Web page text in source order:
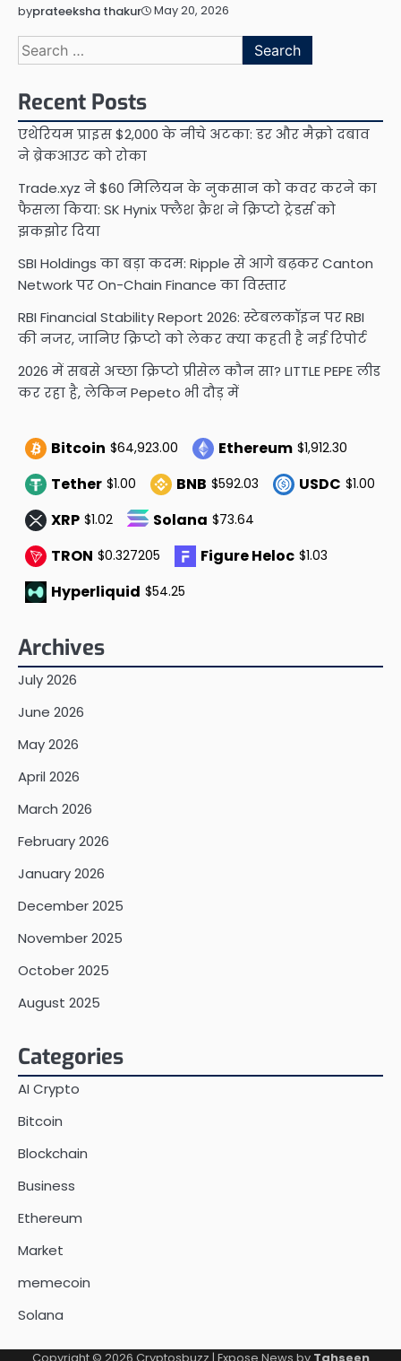
byprateeksha thakur May 20, 2026
Search
for:
Recent Posts
एथेरियम प्राइस $2,000 के नीचे अटका: डर और मैक्रो दबाव
ने ब्रेकआउट को रोका
Trade.xyz ने $60 मिलियन के नुकसान को कवर करने का
फैसला किया: SK Hynix फ्लैश क्रैश ने क्रिप्टो ट्रेडर्स को
झकझोर दिया
SBI Holdings का बड़ा कदम: Ripple से आगे बढ़कर Canton
Network पर On-Chain Finance का विस्तार
RBI Financial Stability Report 2026: स्टेबलकॉइन पर RBI
की नजर, जानिए क्रिप्टो को लेकर क्या कहती है नई रिपोर्ट
2026 में सबसे अच्छा क्रिप्टो प्रीसेल कौन सा? LITTLE PEPE लीड
कर रहा है, लेकिन Pepeto भी दौड़ में
Bitcoin $64,923.00 Ethereum $1,912.30
Tether $1.00 BNB $592.03 USDC $1.00
XRP $1.02 Solana $73.64
TRON $0.327205 Figure Heloc $1.03
Hyperliquid $54.25
Archives
July 2026
June 2026
May 2026
April 2026
March 2026
February 2026
January 2026
December 2025
November 2025
October 2025
August 2025
Categories
AI Crypto
Bitcoin
Blockchain
Business
Ethereum
Market
memecoin
Solana